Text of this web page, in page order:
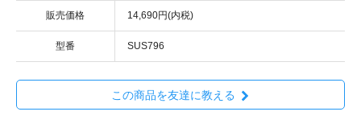
販売価格 14,690円(内税)
型番 SUS796
この商品を友達に教える